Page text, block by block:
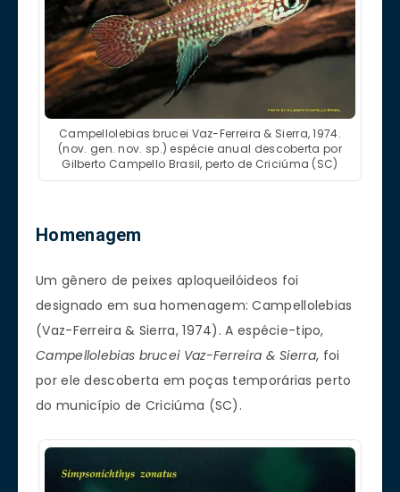
Campellolebias brucei Vaz-Ferreira & Sierra, 1974.
(nov. gen. nov. sp.) espécie anual descoberta por
Gilberto Campello Brasil, perto de Criciúma (SC)
Homenagem
Um gênero de peixes aploqueilóideos foi
designado em sua homenagem: Campellolebias
(Vaz-Ferreira & Sierra, 1974). A espécie-tipo,
Campellolebias brucei Vaz-Ferreira & Sierra, foi
por ele descoberta em poças temporárias perto
do município de Criciúma (SC).